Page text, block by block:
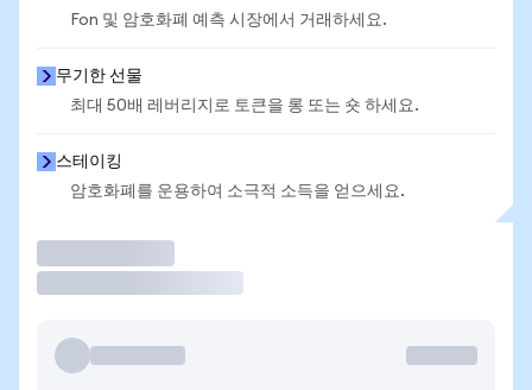
Fon 및 암호화폐 예측 시장에서 거래하세요.
무기한 선물
최대 50배 레버리지로 토큰을 롱 또는 숏 하세요.
스테이킹
암호화폐를 운용하여 소극적 소득을 얻으세요.